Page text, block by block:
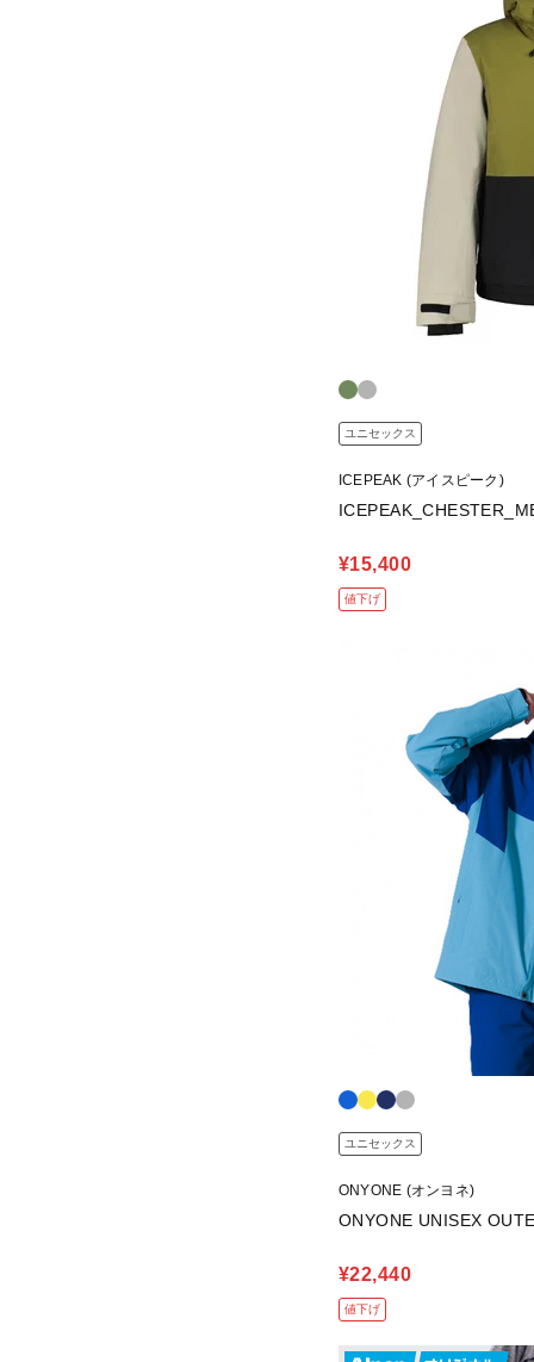
ユニセックス
ICEPEAK (アイスピーク)
¥15,400
値下げ
ユニセックス
ONYONE (オンヨネ)
ONYONE UNISEX
¥22,440
値下げ